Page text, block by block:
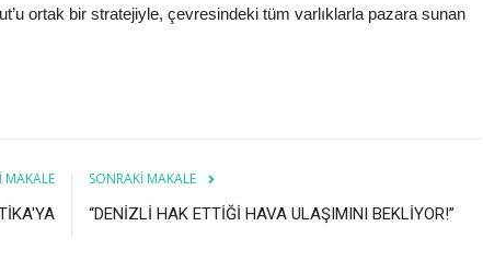
ortak bir stratejiyle, çevresindeki tüm varlıklarla pazara sunan
MAKALE SONRAKI MAKALE
“DENİZLİ HAK ETTİĞİ HAVA ULAŞIMINI BEKLİYOR!”